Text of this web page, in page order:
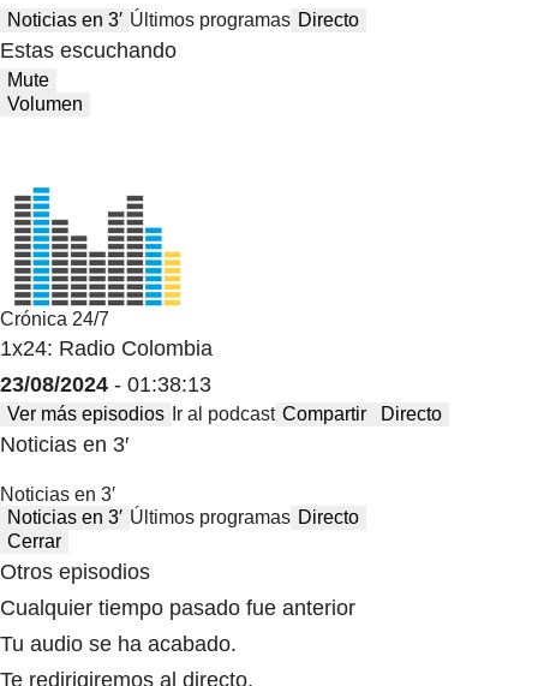
Noticias en 3′ Últimos programas Directo
Estas escuchando
Mute
Volumen
Crónica 24/7
1x24: Radio Colombia
23/08/2024 - 01:38:13
Ver más episodios Ir al podcast Compartir Directo
Noticias en 3′
Noticias en 3′
Noticias en 3′ Últimos programas Directo
Cerrar
Otros episodios
Cualquier tiempo pasado fue anterior
Tu audio se ha acabado.
Te redirigiremos al directo.